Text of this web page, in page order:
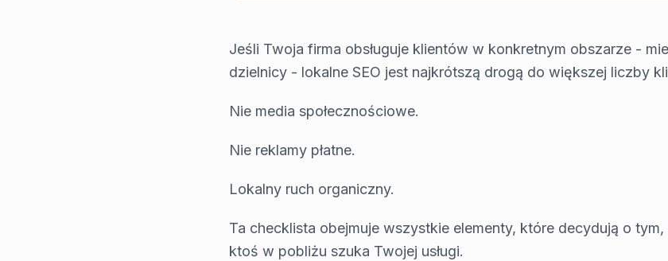
Jeśli Twoja firma obsługuje klientów w konkretnym obszarze -
dzielnicy - lokalne SEO jest najkrótszą drogą do większej liczby
Nie media społecznościowe.
Nie reklamy płatne.
Lokalny ruch organiczny.
Ta checklista obejmuje wszystkie elementy, które decydują o
ktoś w pobliżu szuka Twojej usługi.